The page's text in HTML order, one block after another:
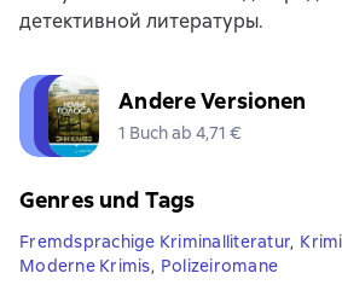
детективной литературы.
Andere Versionen
1 Buch ab 4,71 €
Genres und Tags
Fremdsprachige Kriminalliteratur,
Moderne Krimis, Polizeiromane